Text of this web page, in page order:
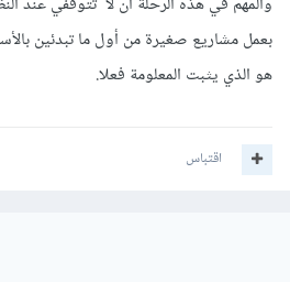
بعمل مشاريع صغيرة من أول ما تبدئين
هو الذي يثبت المعلومة فعلا.
اقتباس